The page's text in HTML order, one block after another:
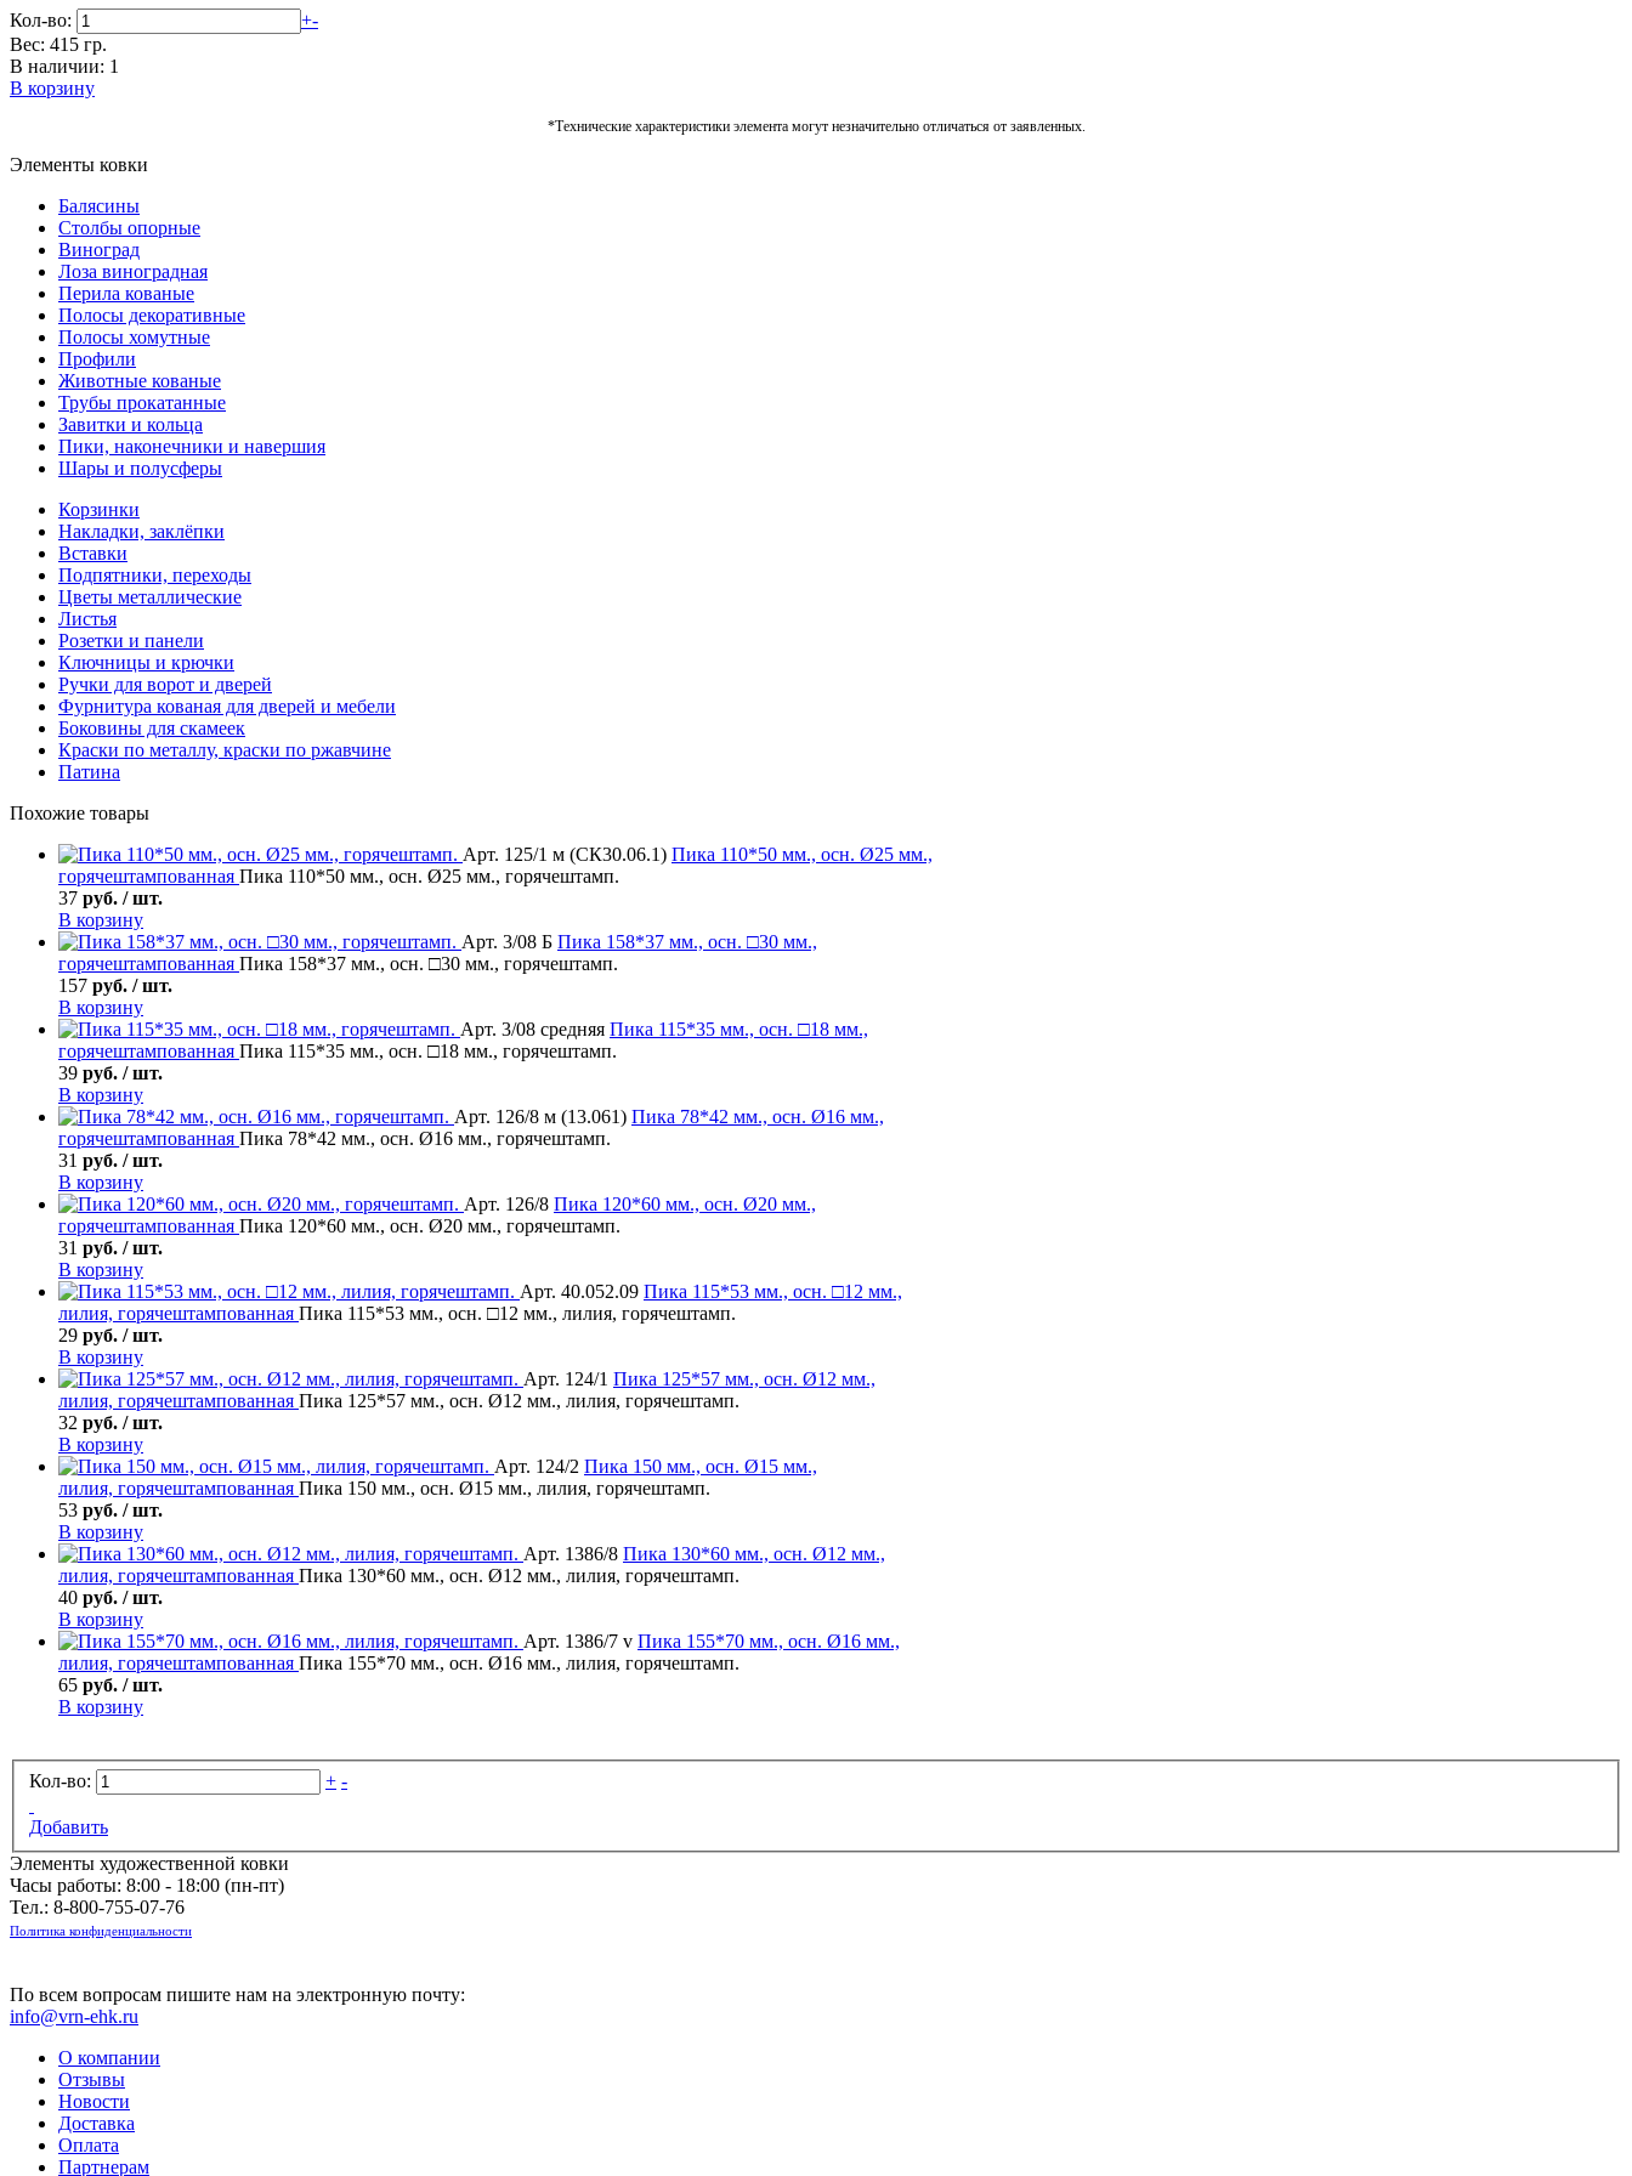
Кол-во: +-
Вес: 415 гр.
В наличии: 1
В корзину
*Технические характеристики элемента могут незначительно отличаться от заявленных.
Элементы ковки
Балясины
Столбы опорные
Виноград
Лоза виноградная
Перила кованые
Полосы декоративные
Полосы хомутные
Профили
Животные кованые
Трубы прокатанные
Завитки и кольца
Пики, наконечники и навершия
Шары и полусферы
Корзинки
Накладки, заклёпки
Вставки
Подпятники, переходы
Цветы металлические
Листья
Розетки и панели
Ключницы и крючки
Ручки для ворот и дверей
Фурнитура кованая для дверей и мебели
Боковины для скамеек
Краски по металлу, краски по ржавчине
Патина
Похожие товары
Арт. 125/1 м (СК30.06.1) Пика 110*50 мм., осн. Ø25 мм.,
горячештампованная Пика 110*50 мм., осн. Ø25 мм., горячештамп.
37 руб. / шт.
В корзину
Арт. 3/08 Б Пика 158*37 мм., осн. □30 мм.,
горячештампованная Пика 158*37 мм., осн. □30 мм., горячештамп.
157 руб. / шт.
В корзину
Арт. 3/08 средняя Пика 115*35 мм., осн. □18 мм.,
горячештампованная Пика 115*35 мм., осн. □18 мм., горячештамп.
39 руб. / шт.
В корзину
Арт. 126/8 м (13.061) Пика 78*42 мм., осн. Ø16 мм.,
горячештампованная Пика 78*42 мм., осн. Ø16 мм., горячештамп.
31 руб. / шт.
В корзину
Арт. 126/8 Пика 120*60 мм., осн. Ø20 мм.,
горячештампованная Пика 120*60 мм., осн. Ø20 мм., горячештамп.
31 руб. / шт.
В корзину
Арт. 40.052.09 Пика 115*53 мм., осн. □12 мм.,
лилия, горячештампованная Пика 115*53 мм., осн. □12 мм., лилия, горячештамп.
29 руб. / шт.
В корзину
Арт. 124/1 Пика 125*57 мм., осн. Ø12 мм.,
лилия, горячештампованная Пика 125*57 мм., осн. Ø12 мм., лилия, горячештамп.
32 руб. / шт.
В корзину
Арт. 124/2 Пика 150 мм., осн. Ø15 мм.,
лилия, горячештампованная Пика 150 мм., осн. Ø15 мм., лилия, горячештамп.
53 руб. / шт.
В корзину
Арт. 1386/8 Пика 130*60 мм., осн. Ø12 мм.,
лилия, горячештампованная Пика 130*60 мм., осн. Ø12 мм., лилия, горячештамп.
40 руб. / шт.
В корзину
Арт. 1386/7 v Пика 155*70 мм., осн. Ø16 мм.,
лилия, горячештампованная Пика 155*70 мм., осн. Ø16 мм., лилия, горячештамп.
65 руб. / шт.
В корзину
Кол-во: + -
Добавить
Элементы художественной ковки
Часы работы: 8:00 - 18:00 (пн-пт)
Тел.: 8-800-755-07-76
Политика конфиденциальности
По всем вопросам пишите нам на электронную почту:
info@vrn-ehk.ru
О компании
Отзывы
Новости
Доставка
Оплата
Партнерам